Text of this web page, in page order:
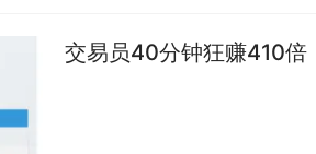
交易员40分钟狂赚410倍